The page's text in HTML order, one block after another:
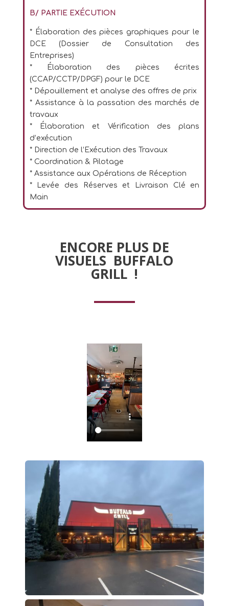
B/ PARTIE EXÉCUTION
* Élaboration des pièces graphiques pour le
DCE (Dossier de Consultation des
Entreprises)
* Élaboration des pièces écrites
(CCAP/CCTP/DPGF) pour le DCE
* Dépouillement et analyse des offres de prix
* Assistance à la passation des marchés de
travaux
* Élaboration et Vérification des plans
d’exécution
* Direction de l’Exécution des Travaux
* Coordination & Pilotage
* Assistance aux Opérations de Réception
* Levée des Réserves et Livraison Clé en
Main
ENCORE PLUS DE
VISUELS BUFFALO
GRILL !